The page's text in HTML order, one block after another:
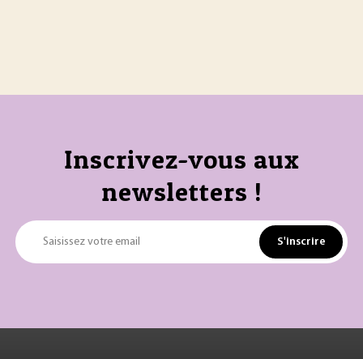
Inscrivez-vous aux
newsletters !
Saisissez votre email S'inscrire